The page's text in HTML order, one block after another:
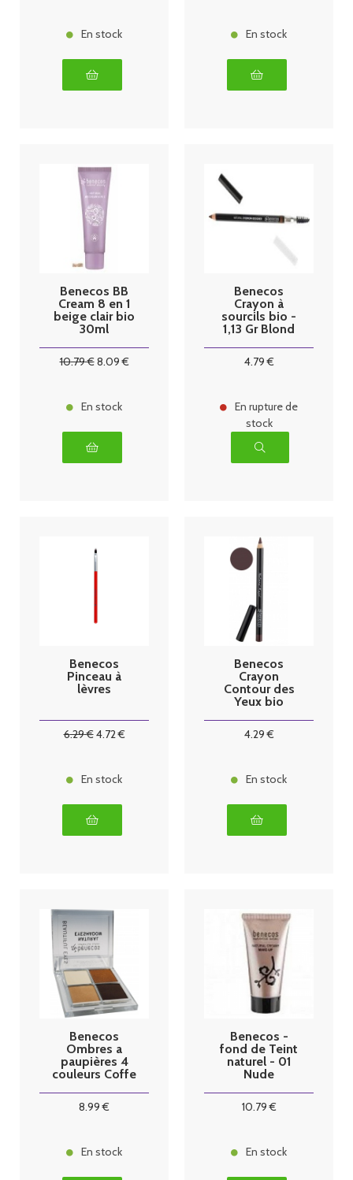
En stock En stock
Benecos BB
Cream 8 en 1
beige clair bio
30ml
10.79€8.09€
En stock
Benecos
Crayon à
sourcils bio -
1,13 Gr Blond
4.79€
En rupture de
stock
Benecos
Pinceau à
lèvres
6.29€4.72€
En stock
Benecos
Crayon
Contour des
Yeux bio
4.29€
En stock
Benecos
Ombres a
paupières 4
couleurs Coffe
8.99 €
En stock
Benecos -
fond de Teint
naturel - 01
Nude
10.79€
En stock